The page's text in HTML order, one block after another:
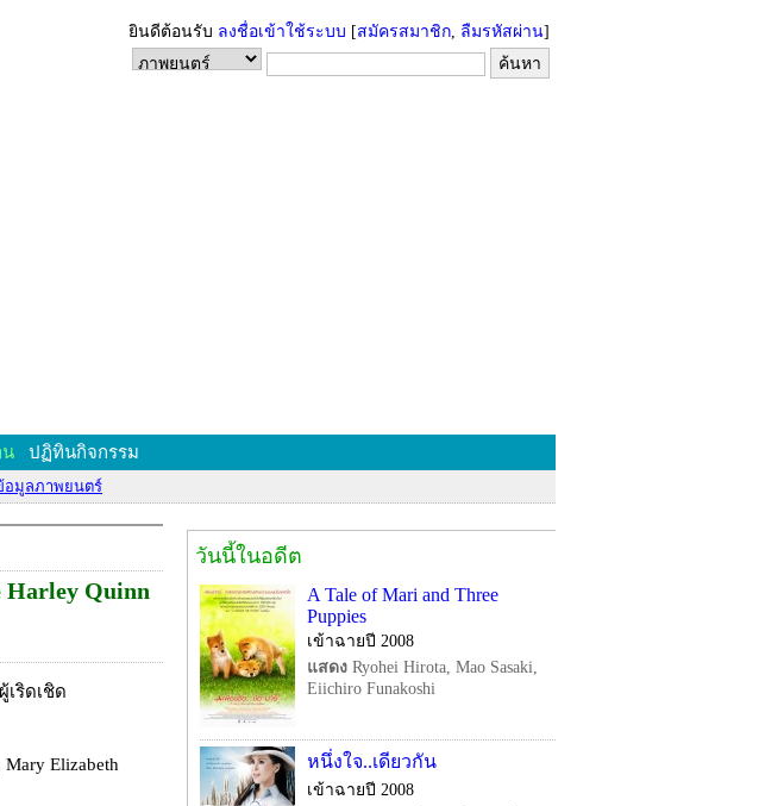
ยินดีต้อนรับ ลงชื่อเข้าใช้ระบบ [สมัครสมาชิก, ลืมรหัสผ่าน]
น ปฏิทินกิจกรรม
อมูลภาพยนตร์
Harley Quinn
ริดเชิด
Mary Elizabeth
วันนี้ในอดีต
A Tale of Mari and Three
Puppies
เข้าฉายปี 2008
แสดง Ryohei Hirota, Mao Sasaki,
Eiichiro Funakoshi
หนึ่งใจ..เดียวกัน
เข้าฉายปี 2008